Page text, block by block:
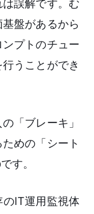
誤解です。む
盤があるから
プトのチュー
うことができ
「ブレーキ」
めの「シート
す。
のIT運用監視体